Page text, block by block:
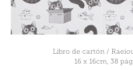
Libro de cartón /
16 x 16cm, 38